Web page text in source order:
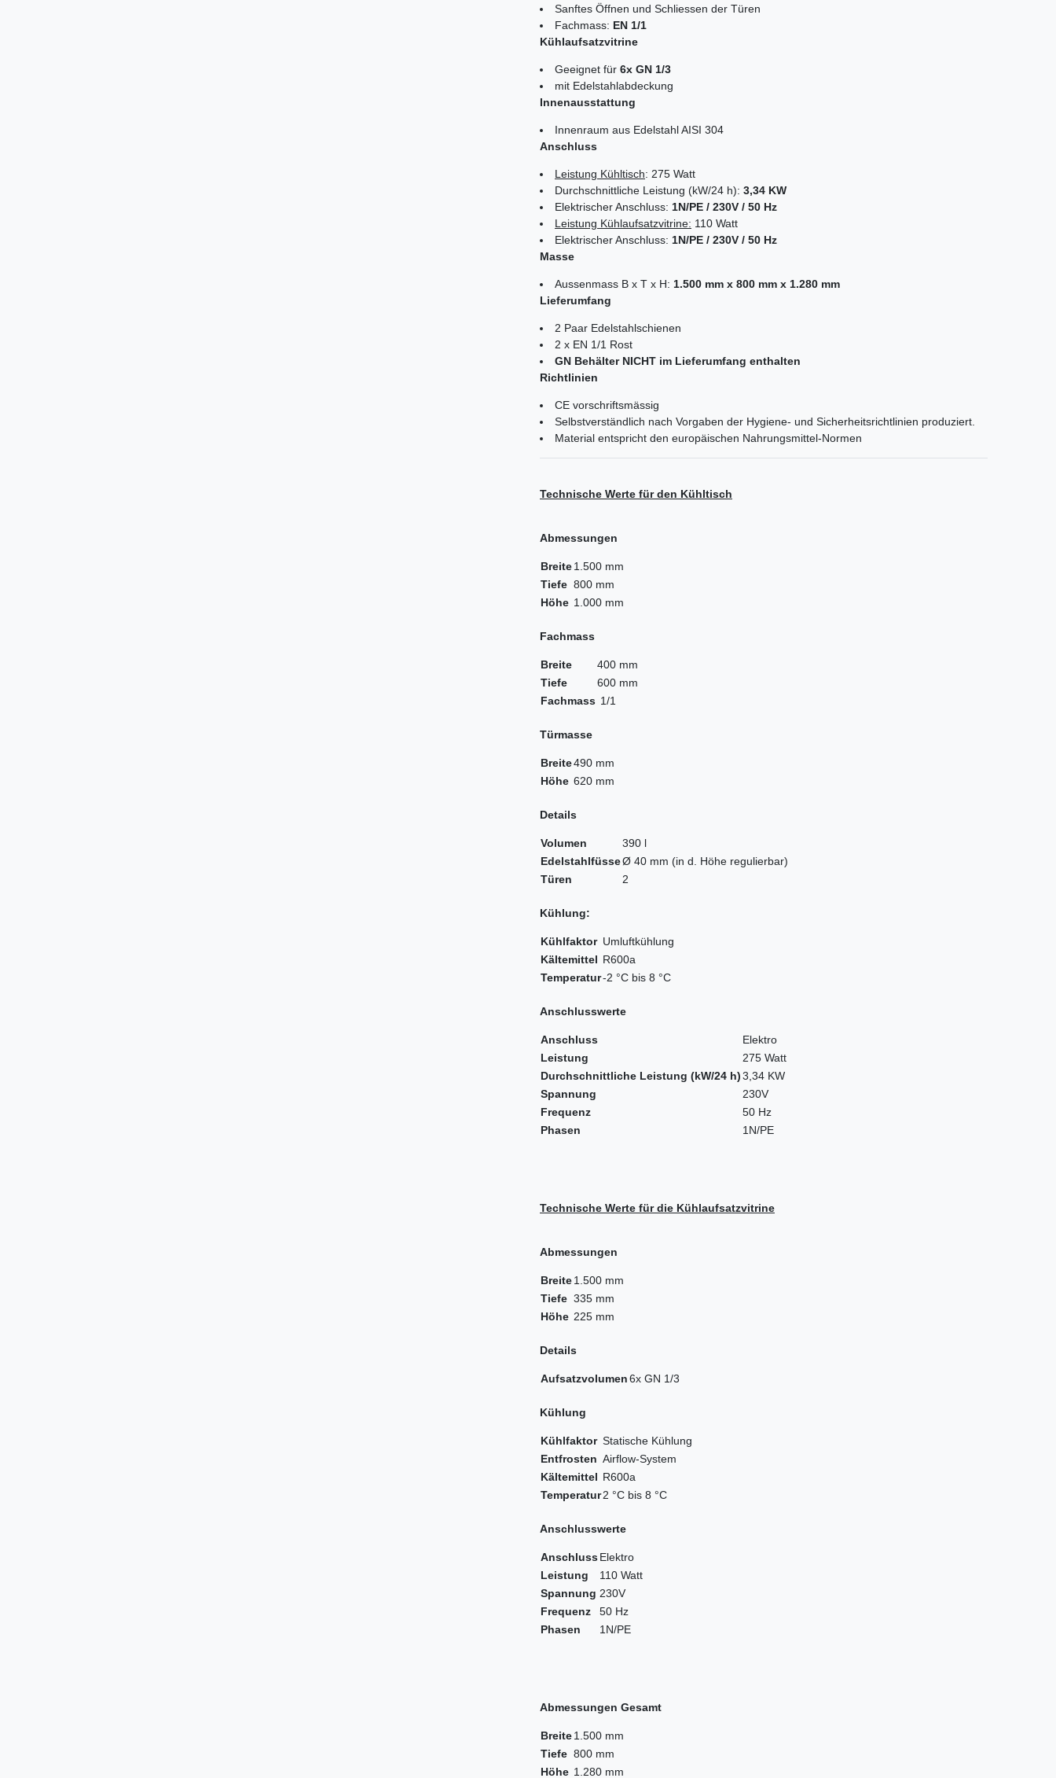
Sanftes Öffnen und Schliessen der Türen
Fachmass: EN 1/1
Kühlaufsatzvitrine
Geeignet für 6x GN 1/3
mit Edelstahlabdeckung
Innenausstattung
Innenraum aus Edelstahl AISI 304
Anschluss
Leistung Kühltisch: 275 Watt
Durchschnittliche Leistung (kW/24 h): 3,34 KW
Elektrischer Anschluss: 1N/PE / 230V / 50 Hz
Leistung Kühlaufsatzvitrine: 110 Watt
Elektrischer Anschluss: 1N/PE / 230V / 50 Hz
Masse
Aussenmass B x T x H: 1.500 mm x 800 mm x 1.280 mm
Lieferumfang
2 Paar Edelstahlschienen
2 x EN 1/1 Rost
GN Behälter NICHT im Lieferumfang enthalten
Richtlinien
CE vorschriftsmässig
Selbstverständlich nach Vorgaben der Hygiene- und Sicherheitsrichtlinien produziert.
Material entspricht den europäischen Nahrungsmittel-Normen
Technische Werte für den Kühltisch
Abmessungen
Breite1.500 mm
Tiefe 800 mm
Höhe 1.000 mm
Fachmass
Breite
400 mm
Tiefe
600 mm
Fachmass 1/1
Türmasse
Breite490 mm
Höhe 620 mm
Details
Volumen
390 l
EdelstahlfüsseØ 40 mm (in d. Höhe regulierbar)
Türen
2
Kühlung:
Kühlfaktor Umluftkühlung
Kältemittel R600a
Temperatur-2 °C bis 8 °C
Anschlusswerte
Anschluss
Elektro
Leistung
275 Watt
Durchschnittliche Leistung (kW/24 h)3,34 KW
Spannung
230V
Frequenz
50 Hz
Phasen
1N/PE
Technische Werte für die Kühlaufsatzvitrine
Abmessungen
Breite1.500 mm
Tiefe 335 mm
Höhe 225 mm
Details
Aufsatzvolumen6x GN 1/3
Kühlung
Kühlfaktor Statische Kühlung
Entfrosten Airflow-System
Kältemittel R600a
Temperatur2 °C bis 8 °C
Anschlusswerte
AnschlussElektro
Leistung
110 Watt
Spannung 230V
Frequenz
50 Hz
Phasen
1N/PE
Abmessungen Gesamt
Breite1.500 mm
Tiefe 800 mm
Höhe 1.280 mm